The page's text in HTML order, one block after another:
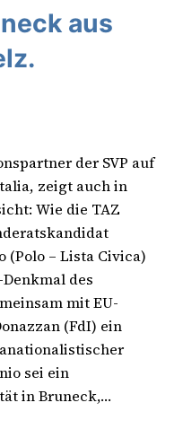
aus
der SVP auf
zeigt auch in
Wie die TAZ
(Polo – Lista Civica)
des
mit EU-
(FdI) ein
sei ein
in Bruneck,…